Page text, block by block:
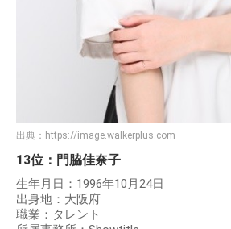
出典： https://image.walkerplus.com
13位：門脇佳奈子
生年月日：1996年10月24日
出身地：大阪府
職業：タレント